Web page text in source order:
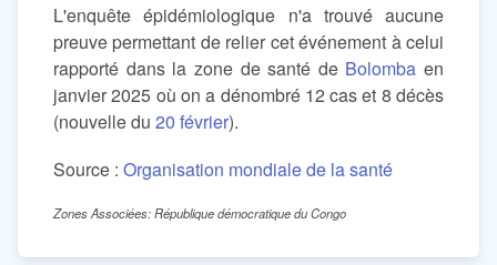
L'enquête épidémiologique n'a trouvé aucune
preuve permettant de relier cet événement à celui
rapporté dans la zone de santé de Bolomba en
janvier 2025 où on a dénombré 12 cas et 8 décès
(nouvelle du 20 février).
Source : Organisation mondiale de la santé
Zones Associées: République démocratique du Congo